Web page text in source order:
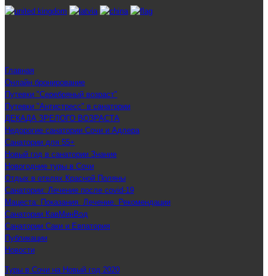
Главная
Онлайн бронирование
Путевки "Серебряный возраст"
Путевки "Антистресс" в санатории
ДЕКАДА ЗРЕЛОГО ВОЗРАСТА
Недорогие санатории Сочи и Адлера
Санатории для 55+
Новый год в санатории Знание
Новогодние туры в Сочи
Отдых в отелях Красной Поляны
Санатории: Лечение после covid-19
Мацеста: Показания. Лечение. Рекомендации
Санатории КавМинВод
Санатории Саки и Евпатория
Публикации
Новости
Туры в Сочи на Новый год 2020